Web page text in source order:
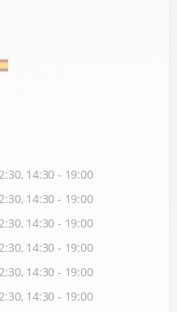
14:30 - 19:00
14:30 - 19:00
14:30 - 19:00
14:30 - 19:00
14:30 - 19:00
14:30 - 19:00